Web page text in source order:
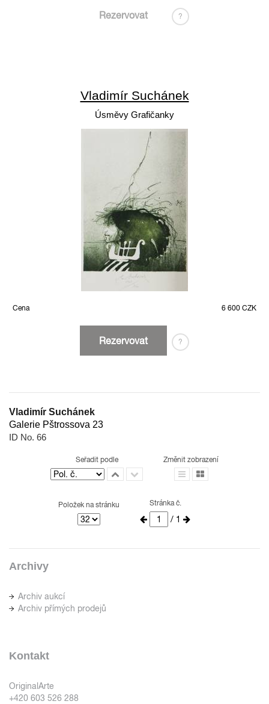
Rezervovat ?
Vladimír Suchánek
Úsměvy Grafičanky
Cena 6 600 CZK
Rezervovat ?
Vladimír Suchánek
Galerie Pštrossova 23
ID No. 66
Seřadit podle Změnit zobrazení
Položek na stránku Stránka č.
/ 1
Archivy
Archiv aukcí
Archiv přímých prodejů
Kontakt
OriginalArte
+420 603 526 288